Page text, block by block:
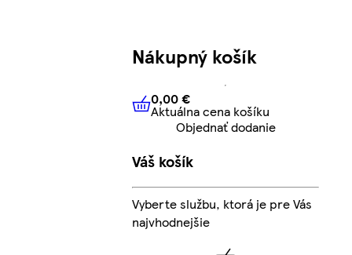
Nákupný košík
0,00 € Aktuálna cena košíku
0,00 €
Aktuálna cena košíku
Objednať dodanie
Váš košík
Vyberte službu, ktorá je pre Vás
najvhodnejšie